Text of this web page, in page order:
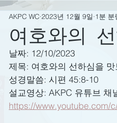
여호와의
AKPC WC 2023년 12월 9일 1분 분
날짜: 12/10/2023
제목: 여호와의 선하심을
성경말씀: 시편 45:8-10
설교영상: AKPC 유튜브 채
https://www.youtube.com/